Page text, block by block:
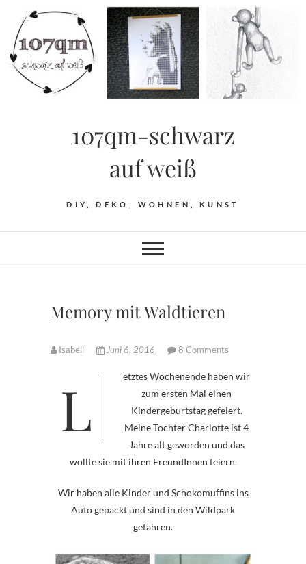
content
107qm-schwarz
auf weiß
DIY, DEKO, WOHNEN, KUNST
Memory mit Waldtieren
Isabell Juni 6, 2016 8 Comments
Letztes Wochenende haben wir
zum ersten Mal einen
Kindergeburtstag gefeiert.
Meine Tochter Charlotte ist 4
Jahre alt geworden und das
wollte sie mit ihren FreundInnen feiern.
Wir haben alle Kinder und Schokomuffins ins
Auto gepackt und sind in den Wildpark
gefahren.